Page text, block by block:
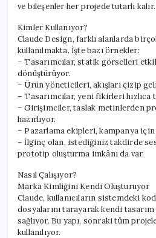
ve bileşenler her projede tutarlı kalır.
Kimler Kullanıyor?
Claude Design, farklı alanlarda
kullanılmakta. İşte bazı örnekler:
– Tasarımcılar, statik görselleri
dönüştürüyor.
– Ürün yöneticileri, akışları çizip
– Tasarımcılar, yeni fikirleri hızlıca
– Girişimciler, taslak metinlerden
hazırlıyor.
– Pazarlama ekipleri, kampanya
– İlginç olan, istediğiniz takdirde
prototip oluşturma imkânı da var.
Nasıl Çalışıyor?
Marka Kimliğini Kendi Oluşturuyor
Claude, kullanıcıların sistemdeki
dosyalarını tarayarak kendi
sağlıyor. Bu yapı, sonraki tüm
kullanılıyor.